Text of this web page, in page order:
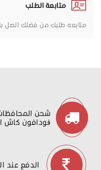
متابعة الطلب
متابعه طلبك من فضلك اتصل بنا علي
شحن
ڤودافون كاش
الدفع عند